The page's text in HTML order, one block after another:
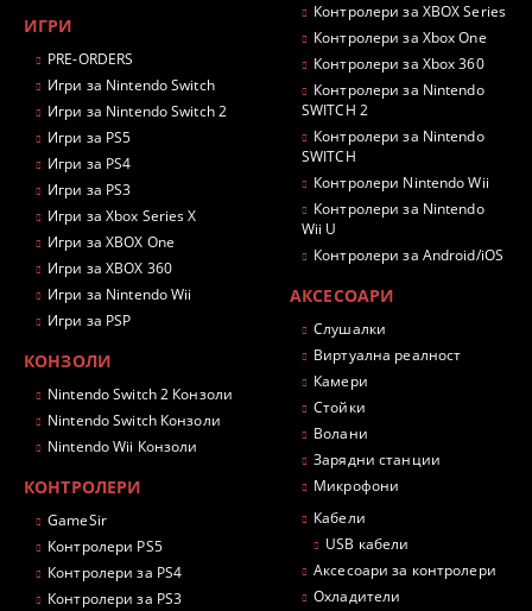
ИГРИ
PRE-ORDERS
Игри за Nintendo Switch
Игри за Nintendo Switch 2
Игри за PS5
Игри за PS4
Игри за PS3
Игри за Xbox Series X
Игри за XBOX One
Игри за XBOX 360
Игри за Nintendo Wii
Игри за PSP
КОНЗОЛИ
Nintendo Switch 2 Конзоли
Nintendo Switch Конзоли
Nintendo Wii Конзоли
КОНТРОЛЕРИ
GameSir
Контролери PS5
Контролери за PS4
Контролери за PS3
Контролери за XBOX Series
Контролери за Xbox One
Контролери за Xbox 360
Контролери за Nintendo
SWITCH 2
Контролери за Nintendo
SWITCH
Контролери Nintendo Wii
Контролери за Nintendo
Wii U
Контролери за Android/iOS
АКСЕСОАРИ
Слушалки
Виртуална реалност
Камери
Стойки
Волани
Зарядни станции
Микрофони
Кабели
USB кабели
Аксесоари за контролери
Охладители